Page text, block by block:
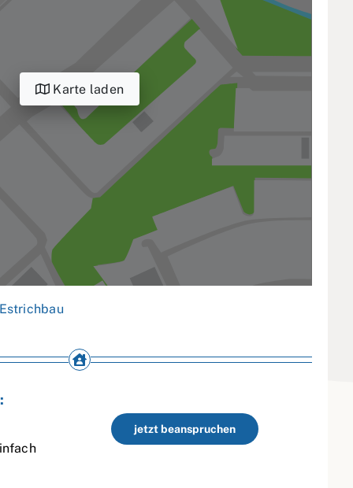
Karte laden
jetzt beanspruchen